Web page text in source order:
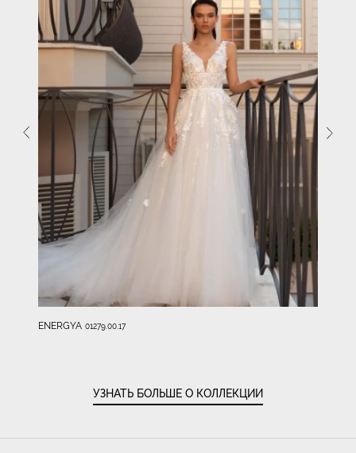
ENERGYA 01279.00.17
УЗНАТЬ БОЛЬШЕ О КОЛЛЕКЦИИ